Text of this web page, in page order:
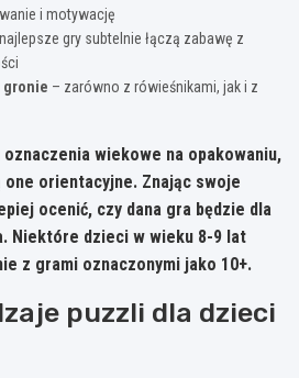
i motywację
gry subtelnie łączą zabawę z
gronie – zarówno z rówieśnikami, jak i z
wiekowe na opakowaniu,
one orientacyjne. Znając swoje
ocenić, czy dana gra będzie dla
Niektóre dzieci w wieku 8-9 lat
z grami oznaczonymi jako 10+.
puzzli dla dzieci